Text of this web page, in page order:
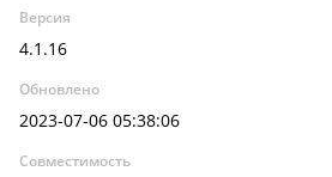
Версия
4.1.16
Обновлено
2023-07-06 05:38:06
Совместимость